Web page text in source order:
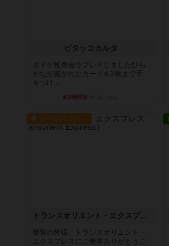
ピタッコカルタ
ボドゲ相席会でプレイしましたひら
がなが書かれたカードを2枚まで手
をつけ...
約2時間前
ルール/インスト
トランスオリエント・エクスプレス
乗客の皆様、トランスオリエント・
エクスプレスにご乗車ありがとうご